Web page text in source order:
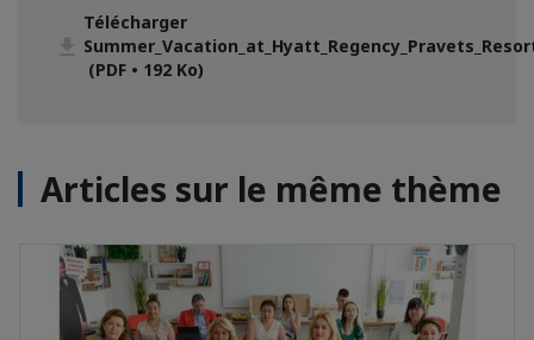
Télécharger
(PDF • 192 Ko)
Articles sur le même thème